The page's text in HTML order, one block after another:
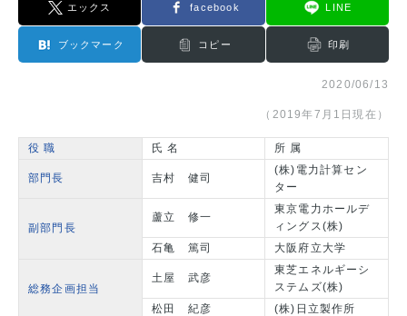
エックス facebook LINE
ブックマーク コピー 印刷
2020/06/13
（2019年7月1日現在）
役 職 氏 名 所 属
部門長 吉村 健司
(株)電力計算セン
ター
副部門長
蘆立 修一
東京電力ホールデ
ィングス(株)
石亀 篤司
大阪府立大学
総務企画担当
土屋 武彦
東芝エネルギーシ
ステムズ(株)
松田 紀彦
(株)日立製作所